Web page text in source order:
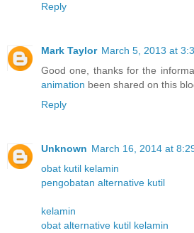
Reply
Mark Taylor March 5, 2013 at
Good one, thanks for the
animation been shared on this
Reply
Unknown March 16, 2014 at
obat kutil kelamin
pengobatan alternative kutil
kelamin
obat alternative kutil kelamin